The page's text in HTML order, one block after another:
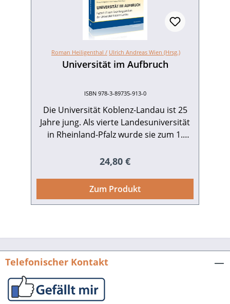
Roman Heiligenthal / Ulrich Andreas Wien (Hrsg.)
Universität im Aufbruch
ISBN 978-3-89735-913-0
Die Universität Koblenz-Landau ist 25
Jahre jung. Als vierte Landesuniversität
in Rheinland-Pfalz wurde sie zum 1.
verschiedenen Wurzeln der Lehrer- und
hervorgegangene, überkonfessionelle
Hochschule hatte in einem
wurde ein rasanter Entwicklungsprozess
sowie Mainz (Präsidialamt) angestoßen.
Einerseits hat sich die Studierendenzahl
Regulärer Preis:
24,80 €
Zum Produkt
Telefonischer Kontakt